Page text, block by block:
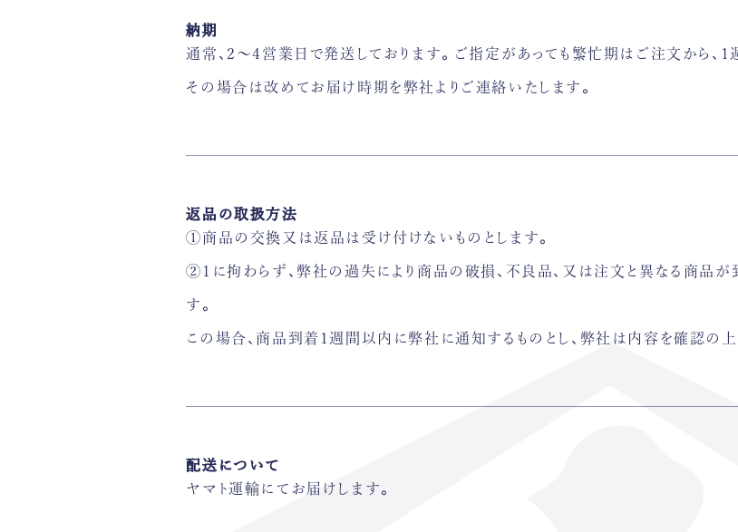
納期
通常、2〜4営業日で発送しております。ご指定があっても繁忙期はご注文から、1
その場合は改めてお届け時期を弊社よりご連絡いたします。
返品の取扱方法
①商品の交換又は返品は受け付けないものとします。
②1に拘わらず、弊社の過失により商品の破損、不良品、又は注文と異なる商品が
す。
この場合、商品到着1週間以内に弊社に通知するものとし、弊社は内容を確認の上
配送について
ヤマト運輸にてお届けします。